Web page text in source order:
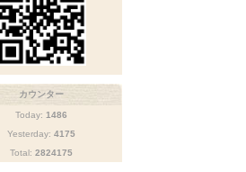
カウンター
Today: 1486
Yesterday: 4175
Total: 2824175